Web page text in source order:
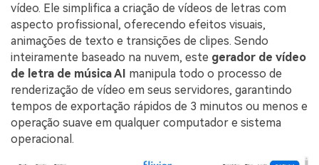
vídeo. Ele simplifica a criação de vídeos de letras com
aspecto profissional, oferecendo efeitos visuais,
animações de texto e transições de clipes. Sendo
inteiramente baseado na nuvem, este gerador de vídeo
de letra de música AI manipula todo o processo de
renderização de vídeo em seus servidores, garantindo
tempos de exportação rápidos de 3 minutos ou menos e
operação suave em qualquer computador e sistema
operacional.